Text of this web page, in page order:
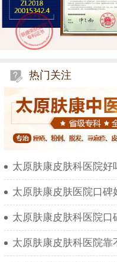
热门关注
太原肤康皮肤科医院好
太原肤康皮肤医院口
太原肤康皮肤科医院
太原肤康皮肤科医院